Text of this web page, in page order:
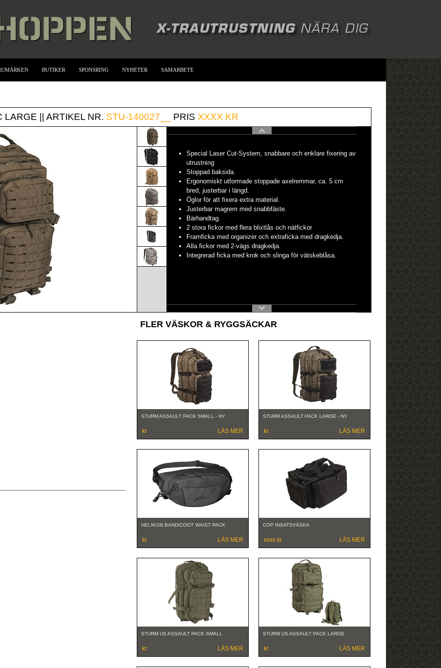
BUTIKER SPONSRING NYHETER SAMARBETE
LARGE || ARTIKEL NR. STU-140027__ PRIS XXXX KR
Special Laser Cut-System, snabbare och enklare fixering av
utrustning
Stoppad baksida.
Ergonomiskt utformade stoppade axelremmar, ca. 5 cm
bred, justerbar i längd.
Öglor för att fixera extra material.
Justerbar magrem med snabbfäste.
Bärhandtag.
2 stora fickor med flera blixtlås och nätfickor
Framficka med organizer och extraficka med dragkedja.
Alla fickor med 2-vägs dragkedja.
Integrerad ficka med krok och slinga för vätskeblåsa.
FLER VÄSKOR & RYGGSÄCKAR
STURM ASSAULT PACK SMALL - NY
kr LÄS MER
STURM ASSAULT PACK LARGE - NY
kr LÄS MER
HELIKON BANDICOOT WAIST PACK
kr LÄS MER
COP INSATSVÄSKA
xxxx kr LÄS MER
STURM US ASSAULT PACK SMALL
kr LÄS MER
STURM US ASSAULT PACK LARGE
kr LÄS MER